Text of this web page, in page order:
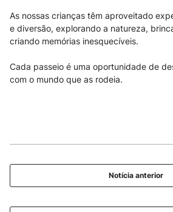
As nossas crianças têm aproveitado
e diversão, explorando a natureza,
criando memórias inesquecíveis.
Cada passeio é uma oportunidade de
com o mundo que as rodeia.
Notícia anterior